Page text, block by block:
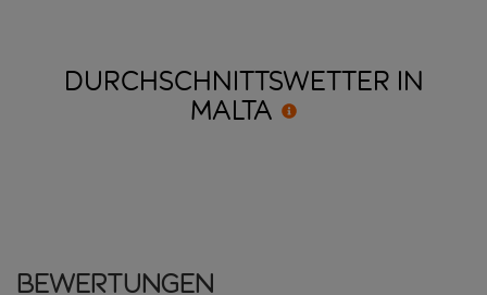
DURCHSCHNITTSWETTER IN
MALTA
Bewertungen